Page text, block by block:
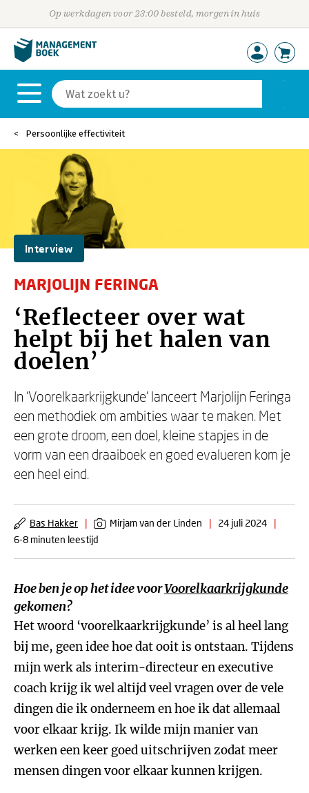
Op werkdagen voor 23:00 besteld, morgen in huis
Persoonlijke effectiviteit
Interview
MARJOLIJN FERINGA
‘Reflecteer over wat
helpt bij het halen van
doelen’
In ‘Voorelkaarkrijgkunde’ lanceert Marjolijn Feringa
een methodiek om ambities waar te maken. Met
een grote droom, een doel, kleine stapjes in de
vorm van een draaiboek en goed evalueren kom je
een heel eind.
Bas Hakker | Mirjam van der Linden | 24 juli 2024
|
6-8 minuten leestijd
Hoe ben je op het idee voorVoorelkaarkrijgkunde
gekomen?
Het woord ‘voorelkaarkrijgkunde’ is al heel lang
bij me, geen idee hoe dat ooit is ontstaan. Tijdens
mijn werk als interim-directeur en executive
coach krijg ik wel altijd veel vragen over de vele
dingen die ik onderneem en hoe ik dat allemaal
voor elkaar krijg. Ik wilde mijn manier van
werken een keer goed uitschrijven zodat meer
mensen dingen voor elkaar kunnen krijgen.